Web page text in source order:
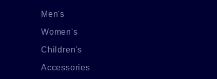
Men's
Women's
Children's
Accessories